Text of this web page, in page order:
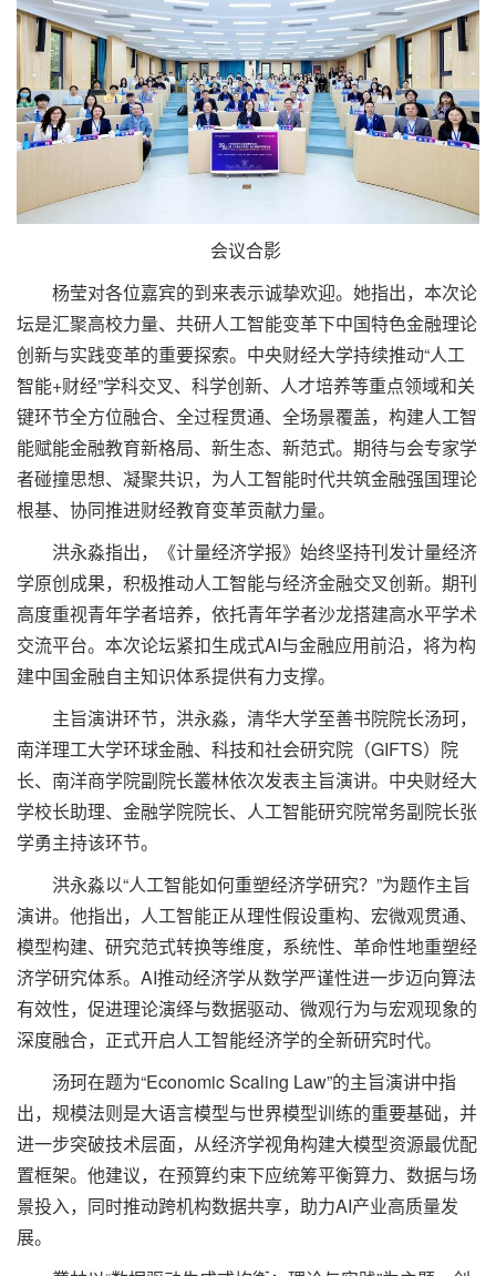
会议合影
杨莹对各位嘉宾的到来表示诚挚欢迎。她指出，本次论
坛是汇聚高校力量、共研人工智能变革下中国特色金融理论
创新与实践变革的重要探索。中央财经大学持续推动“人工
智能+财经”学科交叉、科学创新、人才培养等重点领域和关
键环节全方位融合、全过程贯通、全场景覆盖，构建人工智
能赋能金融教育新格局、新生态、新范式。期待与会专家学
者碰撞思想、凝聚共识，为人工智能时代共筑金融强国理论
根基、协同推进财经教育变革贡献力量。
洪永淼指出，《计量经济学报》始终坚持刊发计量经济
学原创成果，积极推动人工智能与经济金融交叉创新。期刊
高度重视青年学者培养，依托青年学者沙龙搭建高水平学术
交流平台。本次论坛紧扣生成式AI与金融应用前沿，将为构
建中国金融自主知识体系提供有力支撑。
主旨演讲环节，洪永淼，清华大学至善书院院长汤珂，
南洋理工大学环球金融、科技和社会研究院（GIFTS）院
长、南洋商学院副院长叢林依次发表主旨演讲。中央财经大
学校长助理、金融学院院长、人工智能研究院常务副院长张
学勇主持该环节。
洪永淼以“人工智能如何重塑经济学研究？”为题作主旨
演讲。他指出，人工智能正从理性假设重构、宏微观贯通、
模型构建、研究范式转换等维度，系统性、革命性地重塑经
济学研究体系。AI推动经济学从数学严谨性进一步迈向算法
有效性，促进理论演绎与数据驱动、微观行为与宏观现象的
深度融合，正式开启人工智能经济学的全新研究时代。
汤珂在题为“Economic Scaling Law”的主旨演讲中指
出，规模法则是大语言模型与世界模型训练的重要基础，并
进一步突破技术层面，从经济学视角构建大模型资源最优配
置框架。他建议，在预算约束下应统筹平衡算力、数据与场
景投入，同时推动跨机构数据共享，助力AI产业高质量发
展。